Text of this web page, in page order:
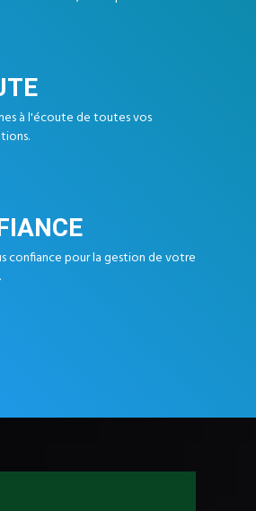
à l'écoute de toutes vos
confiance pour la gestion de votre